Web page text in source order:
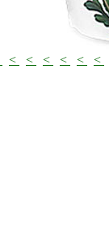
< < < < < <